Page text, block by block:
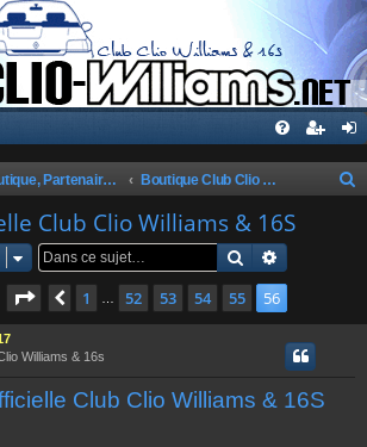
Boutique, Partenaires, Petites Annonces, Commandes Groupées Boutique Club Clio Williams & 16s
Club Clio Williams & 16S
Rechercher
Page 56 56
Précédente
1 52 53 54 55 56
Williams & 16s
Club Clio Williams & 16S